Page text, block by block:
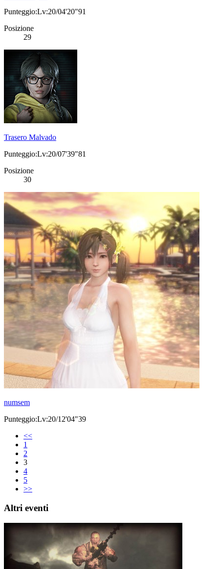
Punteggio:Lv:20/04'20"91
Posizione
29
Trasero Malvado
Punteggio:Lv:20/07'39"81
Posizione
30
numsem
Punteggio:Lv:20/12'04"39
<<
1
2
3
4
5
>>
Altri eventi